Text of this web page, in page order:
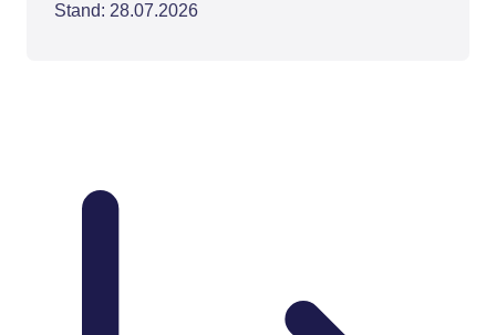
Stand: 28.07.2026